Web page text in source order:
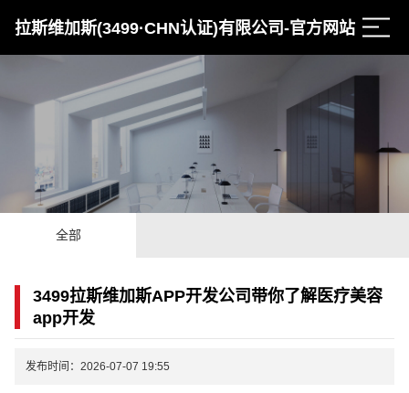
拉斯维加斯(3499·CHN认证)有限公司-官方网站
全部
3499拉斯维加斯APP开发公司带你了解医疗美容
app开发
发布时间：2026-07-07 19:55